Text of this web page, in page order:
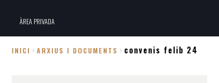
ÀREA PRIVADA
INICI ARXIUS I DOCUMENTS convenis felib 24